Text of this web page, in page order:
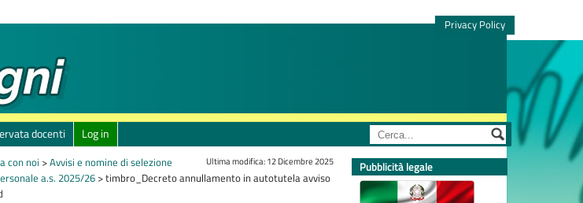
Privacy Policy
docenti Log in
Ultima modifica: 12 Dicembre 2025
con noi >Avvisi e nomine di selezione
a.s. 2025/26 >timbro_Decreto annullamento in autotutela avviso
Pubblicità legale